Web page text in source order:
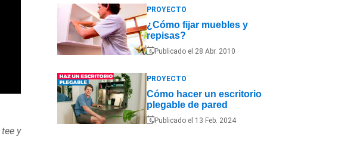
y
PROYECTO
¿Cómo fijar muebles y
repisas?
Publicado el 28 Abr. 2010
PROYECTO
Cómo hacer un escritorio
plegable de pared
Publicado el 13 Feb. 2024